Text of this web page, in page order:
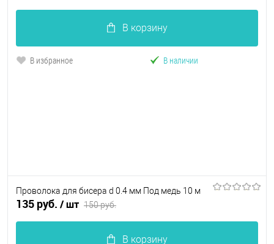
В корзину
В избранное В наличии
Проволока для бисера d 0.4 мм Под медь 10 м
135 руб. / шт 150 руб.
В корзину